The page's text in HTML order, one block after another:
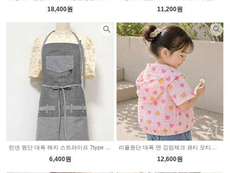
18,400원 11,200원
6,400원 12,600원